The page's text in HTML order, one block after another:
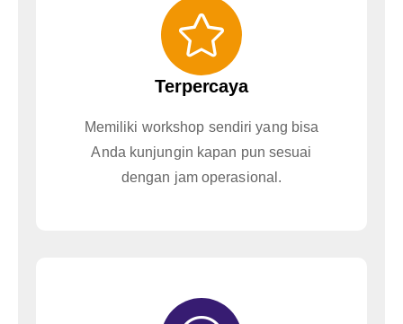
Terpercaya
Memiliki workshop sendiri yang bisa
Anda kunjungin kapan pun sesuai
dengan jam operasional.